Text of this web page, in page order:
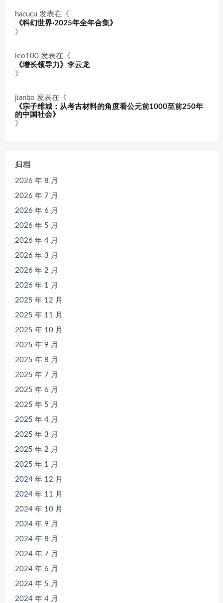
hacucu 发表在《
《科幻世界·2025年全年合集》
》
leo100 发表在《
《增长领导力》李云龙
》
jianbo 发表在《
《宗子维城：从考古材料的角度看公元前1000至前250年
的中国社会》
》
归档
2026 年 8 月
2026 年 7 月
2026 年 6 月
2026 年 5 月
2026 年 4 月
2026 年 3 月
2026 年 2 月
2026 年 1 月
2025 年 12 月
2025 年 11 月
2025 年 10 月
2025 年 9 月
2025 年 8 月
2025 年 7 月
2025 年 6 月
2025 年 5 月
2025 年 4 月
2025 年 3 月
2025 年 2 月
2025 年 1 月
2024 年 12 月
2024 年 11 月
2024 年 10 月
2024 年 9 月
2024 年 8 月
2024 年 7 月
2024 年 6 月
2024 年 5 月
2024 年 4 月